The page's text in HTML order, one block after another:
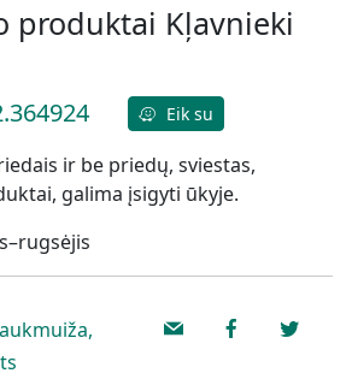
produktai Kļavnieki
Eik su
ir be priedų, sviestas,
galima įsigyti ūkyje.